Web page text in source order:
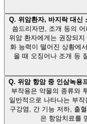
Q. 위암환자, 바지락 대신
씀드리자면, 조개 등의
위암 환자에게는 권장되
화 능력이 떨어진 상황에
을 때 오징어나 조개 등
Q. 위암 항암 중 인삼녹용
부작용은 약물의 종류와
일반적으로 나타나는 부
구강염, 간 기능 저하, 출
은 항암치료를